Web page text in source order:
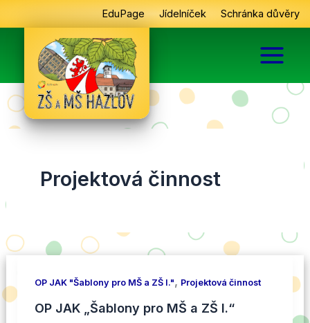
na
EduPage Jídelníček Schránka důvěry
Projektová činnost
OP JAK "Šablony pro MŠ a ZŠ I.", Projektová činnost
OP JAK „Šablony pro MŠ a ZŠ I.“